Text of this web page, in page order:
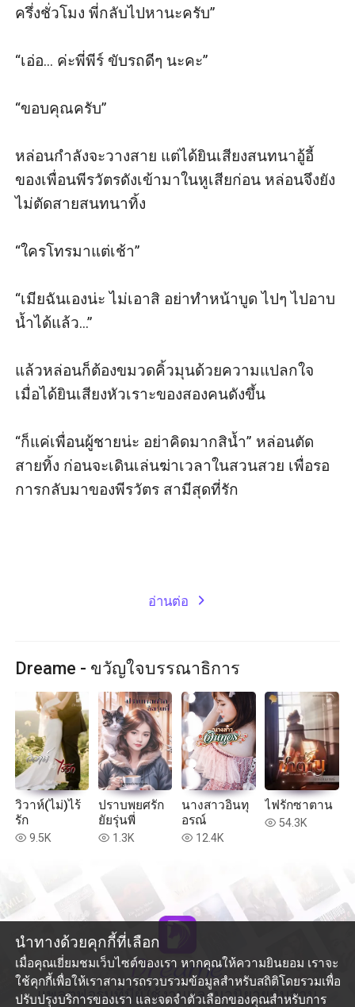
นำทางด้วยคุกกี้ที่เลือก
เมื่อคุณเยี่ยมชมเว็บไซต์ของเรา หากคุณให้ความยินยอม เราจะ
ใช้คุกกี้เพื่อให้เราสามารถรวบรวมข้อมูลสำหรับสถิติโดยรวมเพื่อ
ปรับปรุงบริการของเรา และจดจำตัวเลือกของคุณสำหรับการ
ครึ่งชั่วโมง พี่กลับไปหานะครับ”
“เอ่อ... ค่ะพี่พีร์ ขับรถดีๆ นะคะ”
“ขอบคุณครับ”
หล่อนกำลังจะวางสาย แต่ได้ยินเสียงสนทนาอู้อี้
ของเพื่อนพีรวัตรดังเข้ามาในหูเสียก่อน หล่อนจึงยัง
ไม่ตัดสายสนทนาทิ้ง
“ใครโทรมาแต่เช้า”
“เมียฉันเองน่ะ ไม่เอาสิ อย่าทำหน้าบูด ไปๆ ไปอาบ
น้ำได้แล้ว...”
แล้วหล่อนก็ต้องขมวดคิ้วมุนด้วยความแปลกใจ
เมื่อได้ยินเสียงหัวเราะของสองคนดังขึ้น
“ก็แค่เพื่อนผู้ชายน่ะ อย่าคิดมากสิน้ำ” หล่อนตัด
สายทิ้ง ก่อนจะเดินเล่นฆ่าเวลาในสวนสวย เพื่อรอ
การกลับมาของพีรวัตร สามีสุดที่รัก
อ่านต่อ expand_more
Dreame - ขวัญใจบรรณาธิการ
วิวาห์(ไม่)ไร้
รัก
read 9.5K
ปราบพยศรัก
ยัยรุ่นพี่
read 1.3K
นางสาวอินทุ
อรณ์
read 12.4K
ไฟรักซาตาน
read 54.3K
แพลตฟอร์มที่มีผู้ใช้งานและนวนิยายนับล้าน